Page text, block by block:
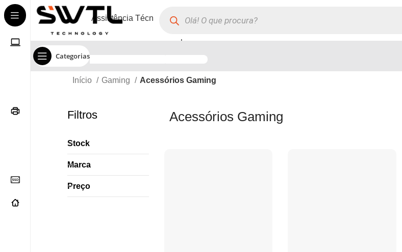
Categorias
Assistência Técnica
Início Gaming Acessórios Gaming
Filtros
Stock
Marca
Preço
Acessórios Gaming